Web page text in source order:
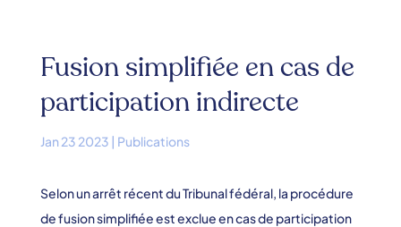
Fusion simplifiée en cas de
participation indirecte
Jan 23 2023 | Publications
Selon un arrêt récent du Tribunal fédéral, la procédure
de fusion simplifiée est exclue en cas de participation